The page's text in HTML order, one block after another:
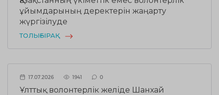
ұйымдарының деректерін жаңарту
жүргізілуде
ТОЛЫҒЫРАҚ
17.07.2026 1941 0
Ұлттық волонтерлік желіде Шанхай